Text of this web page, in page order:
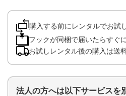
購入する前にレンタルでお試
フックが同梱で届いたらすぐ
お試しレンタル後の購入は送
法人の方へは以下サービスを